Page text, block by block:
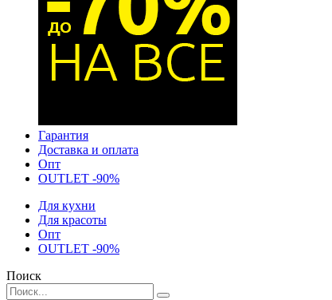
Гарантия
Доставка и оплата
Опт
OUTLET -90%
Для кухни
Для красоты
Опт
OUTLET -90%
Поиск